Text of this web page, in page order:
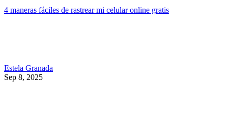
4 maneras fáciles de rastrear mi celular online gratis
Estela Granada
Sep 8, 2025